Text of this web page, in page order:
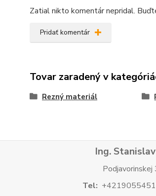
Zatial nikto komentár nepridal.
Pridať komentár
Tovar zaradený v
Rezný materiál
Ing.
Tel: